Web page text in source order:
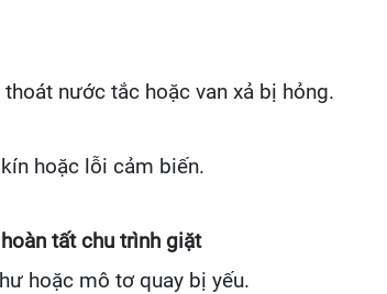
nước tắc hoặc van xả bị hỏng.
hoặc lỗi cảm biến.
tất chu trình giặt
hoặc mô tơ quay bị yếu.